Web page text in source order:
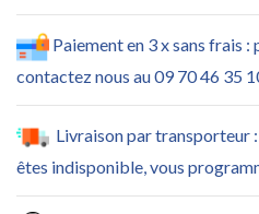
Paiement en 3 x sans frais
contactez nous au 09 70 46 35
Livraison par transporteur
êtes indisponible, vous